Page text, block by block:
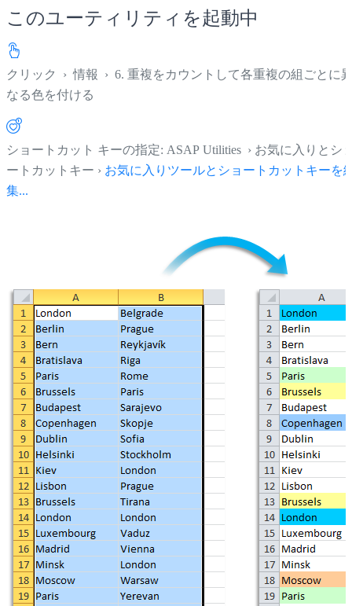
このユーティリティを起動中
クリック ›情報 › 6. 重複をカウントして各重複の組ごとに
なる色を付ける
ショートカット キーの指定: ASAP Utilities › お気に入りとシ
ートカットキー › お気に入りツールとショートカットキーを
集...